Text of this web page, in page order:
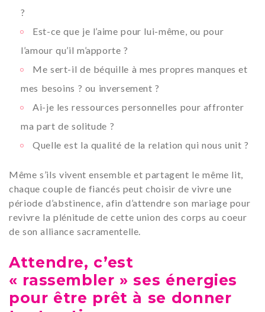
?
Est-ce que je l’aime pour lui-même, ou pour
l’amour qu’il m’apporte ?
Me sert-il de béquille à mes propres manques et
mes besoins ? ou inversement ?
Ai-je les ressources personnelles pour affronter
ma part de solitude ?
Quelle est la qualité de la relation qui nous unit ?
Même s’ils vivent ensemble et partagent le même lit,
chaque couple de fiancés peut choisir de vivre une
période d’abstinence, afin d’attendre son mariage pour
revivre la plénitude de cette union des corps au coeur
de son alliance sacramentelle.
Attendre, c’est
« rassembler » ses énergies
pour être prêt à se donner